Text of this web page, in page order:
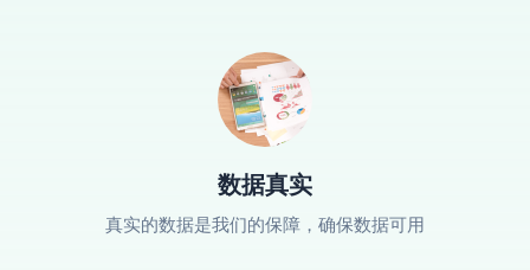
数据真实
真实的数据是我们的保障，确保数据可用